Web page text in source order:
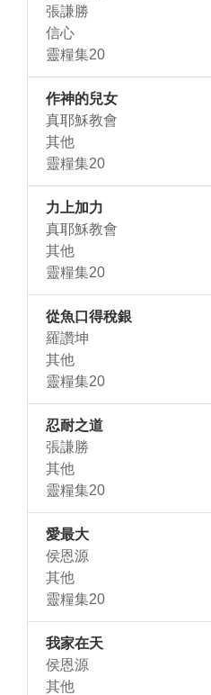
張謙勝
信心
靈糧集20
作神的兒女
真耶穌教會
其他
靈糧集20
力上加力
真耶穌教會
其他
靈糧集20
從魚口得稅銀
羅讚坤
其他
靈糧集20
忍耐之道
張謙勝
其他
靈糧集20
愛最大
侯恩源
其他
靈糧集20
我家在天
侯恩源
其他